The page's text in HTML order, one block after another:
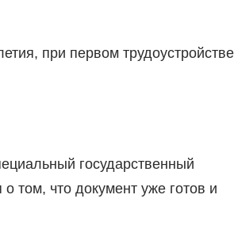
при первом
государственный
том, что документ уже готов и